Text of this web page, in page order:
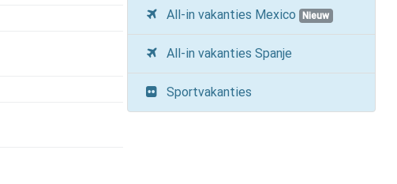
All-in vakanties Mexico Nieuw
All-in vakanties Spanje
Sportvakanties